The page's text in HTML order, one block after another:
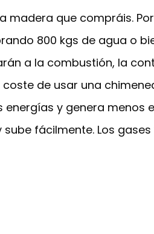
que compráis.
800 kgs de agua o
a la combustión, la
de usar una
y genera menos
fácilmente. Los